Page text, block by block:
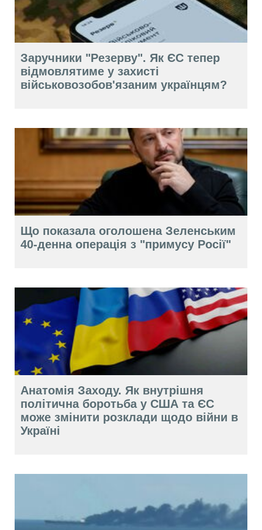
Заручники "Резерву". Як ЄС тепер
відмовлятиме у захисті
військовозобов'язаним українцям?
Що показала оголошена Зеленським
40-денна операція з "примусу Росії"
Анатомія Заходу. Як внутрішня
політична боротьба у США та ЄС
може змінити розклади щодо війни в
Україні